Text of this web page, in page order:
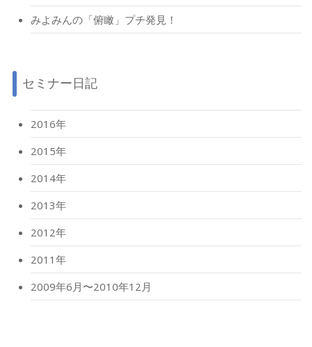
みよみんの「俯瞰」プチ発見！
セミナー日記
2016年
2015年
2014年
2013年
2012年
2011年
2009年6月〜2010年12月